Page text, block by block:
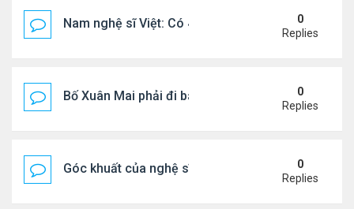
Nam nghệ sĩ Việt: Có 4 nhà ở Pháp, sống gần
0
Replies
Bố Xuân Mai phải đi bán cơm ở Mỹ
0
Replies
Góc khuất của nghệ sĩ Hoài Tâm
0
Replies